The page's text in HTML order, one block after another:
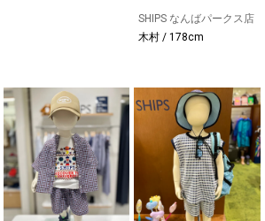
SHIPS なんばパークス店
木村 / 178cm